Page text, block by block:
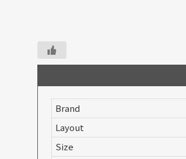
Brand
Layout
Size